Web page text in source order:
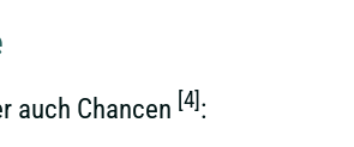
auch Chancen [4]: